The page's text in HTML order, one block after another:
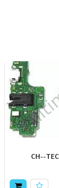
CH--